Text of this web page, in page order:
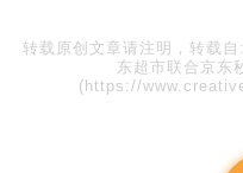
转载原创文章请注明，转载自:
东超市联合京东
(https://